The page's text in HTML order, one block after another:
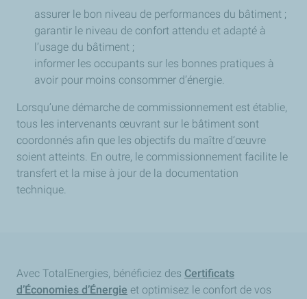
assurer le bon niveau de performances du bâtiment ;
garantir le niveau de confort attendu et adapté à
l’usage du bâtiment ;
informer les occupants sur les bonnes pratiques à
avoir pour moins consommer d’énergie.
Lorsqu’une démarche de commissionnement est établie,
tous les intervenants œuvrant sur le bâtiment sont
coordonnés afin que les objectifs du maître d’œuvre
soient atteints. En outre, le commissionnement facilite le
transfert et la mise à jour de la documentation
technique.
Avec TotalEnergies, bénéficiez des Certificats
d’Économies d’Énergie et optimisez le confort de vos